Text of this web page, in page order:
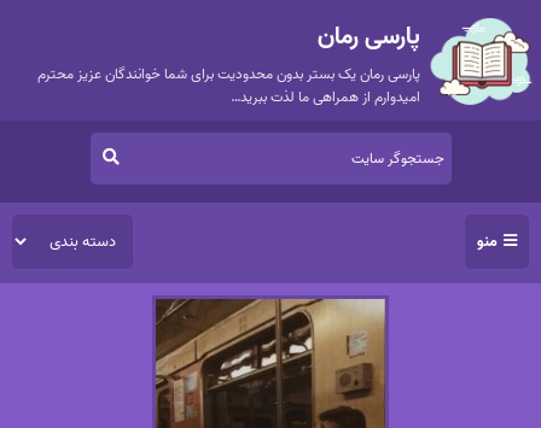
پارسی رمان
پارسی رمان یک بستر بدون محدودیت برای شما خوانندگان عزیز محترم
امیدوارم از همراهی ما لذت ببرید…
منو